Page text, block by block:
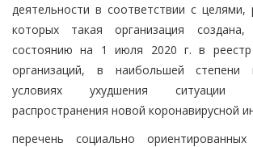
деятельности в соответствии с целями,
которых такая организация
состоянию на 1 июля 2020 г. в реестр
организаций, в наибольшей степени
условиях ухудшения ситуации
распространения новой коронавирусной
перечень социально ориентированных